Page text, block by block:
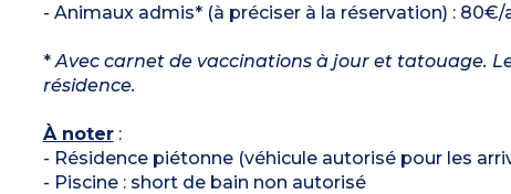
- Animaux admis* (à préciser à la réservation) :
*Avec carnet de vaccinations à jour et tatouage.
résidence.
À noter:
- Résidence piétonne (véhicule autorisé pour les
- Piscine : short de bain non autorisé